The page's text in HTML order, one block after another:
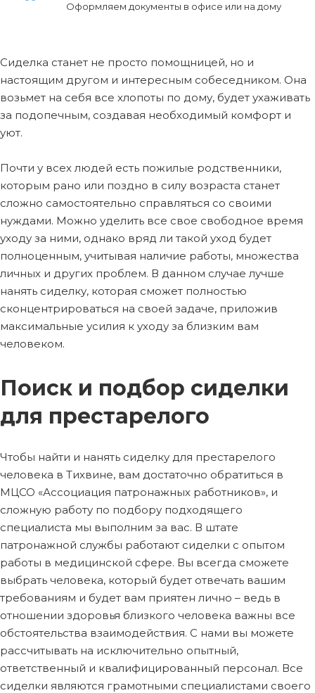
Оформляем документы в офисе или на дому
Сиделка станет не просто помощницей, но и
настоящим другом и интересным собеседником. Она
возьмет на себя все хлопоты по дому, будет ухаживать
за подопечным, создавая необходимый комфорт и
уют.
Почти у всех людей есть пожилые родственники,
которым рано или поздно в силу возраста станет
сложно самостоятельно справляться со своими
нуждами. Можно уделить все свое свободное время
уходу за ними, однако вряд ли такой уход будет
полноценным, учитывая наличие работы, множества
личных и других проблем. В данном случае лучше
нанять сиделку, которая сможет полностью
сконцентрироваться на своей задаче, приложив
максимальные усилия к уходу за близким вам
человеком.
Поиск и подбор сиделки
для престарелого
Чтобы найти и нанять сиделку для престарелого
человека в Тихвине, вам достаточно обратиться в
МЦСО «Ассоциация патронажных работников», и
сложную работу по подбору подходящего
специалиста мы выполним за вас. В штате
патронажной службы работают сиделки с опытом
работы в медицинской сфере. Вы всегда сможете
выбрать человека, который будет отвечать вашим
требованиям и будет вам приятен лично – ведь в
отношении здоровья близкого человека важны все
обстоятельства взаимодействия. С нами вы можете
рассчитывать на исключительно опытный,
ответственный и квалифицированный персонал. Все
сиделки являются грамотными специалистами своего